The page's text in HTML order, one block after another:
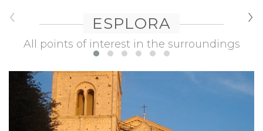
ESPLORA
All points of interest in the surroundings
‹ ›